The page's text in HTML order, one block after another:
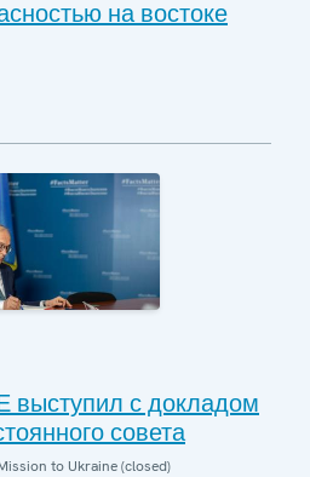
на востоке
с докладом
совета
to Ukraine (closed)